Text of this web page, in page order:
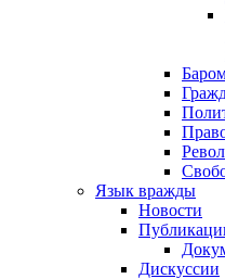
Язык вражды
Новости
Дискуссии